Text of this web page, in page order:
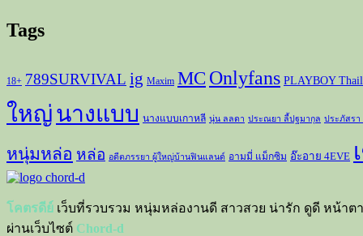
Tags
18+ 789SURVIVAL ig Maxim MC Onlyfans PLAYBOY
ใหญ่นางแบบ นางแบบเกาหลี นุ่น ลลดา ประณยา ลี้ปฐมากุล ประภัสรา
หนุ่มหล่อ หล่อ อดีตภรรยา ผู้ใหญ่บ้านฟินแลนด์ อามมี่ แม็กซิม อ๊ะอาย 4EVE
โคตรดีย์ เว็บที่รวบรวม หนุ่มหล่องานดี สาวสวย น่ารัก ดูดี หน้าต
ผ่านเว็บไซต์ Chord-d